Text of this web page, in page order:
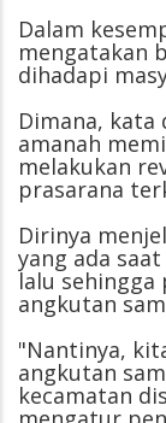
Dalam
mengatakan
dihadapi
Dimana,
amanah
melakukan
prasarana
Dirinya
yang ada
lalu sehingga
angkutan
"Nantinya,
angkutan
kecamatan